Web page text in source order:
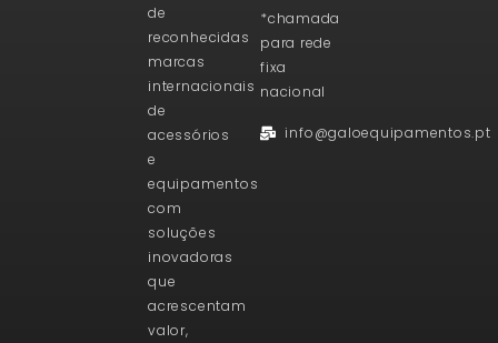
de
reconhecidas
marcas
internacionais
de
acessórios
e
equipamentos
com
soluções
inovadoras
que
acrescentam
valor,
*chamada
para rede
fixa
nacional
info@galoequipamentos.pt